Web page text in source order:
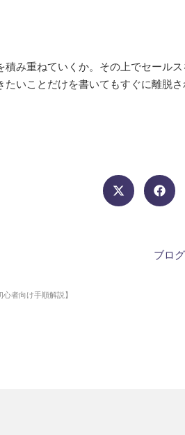
み重ねていくか。その上でセール
いことだけを書いてもすぐに離脱
ブロ
者向け手順解説】